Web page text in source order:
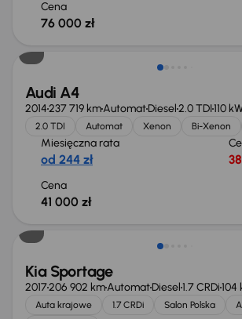
Cena
76 000 zł
Audi A4
2014237 719 kmAutomatDiesel2.0 TDI110
2.0 TDI Automat Xenon Bi-Xenon
Miesięczna rata
od 244 zł
Cena
41 000 zł
Kia Sportage
2017206 902 kmAutomatDiesel1.7 CRDi104
Auta krajowe 1.7 CRDi Salon Polska